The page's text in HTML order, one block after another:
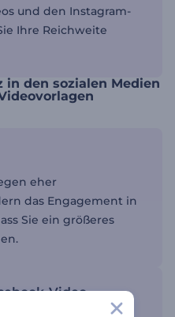
und den Instagram-
Ihre Reichweite
in den sozialen Medien
eher
das Engagement in
Sie ein größeres
Video-